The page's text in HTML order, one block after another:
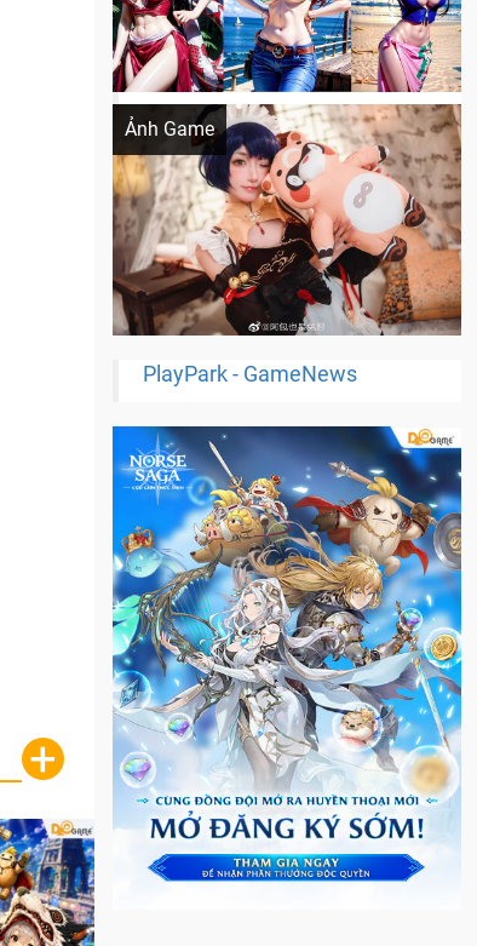
+
Ảnh Game
Cosplay Xiangling siêu cute
PlayPark - GameNews